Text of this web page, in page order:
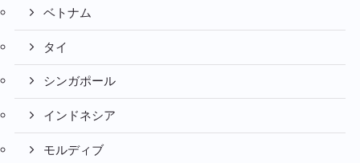
ベトナム
タイ
シンガポール
インドネシア
モルディブ